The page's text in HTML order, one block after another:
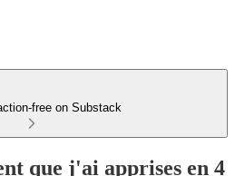
free on Substack
que j'ai apprises en 4